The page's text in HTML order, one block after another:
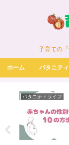
子育ての
ホーム パタニテ
パタニティライフ